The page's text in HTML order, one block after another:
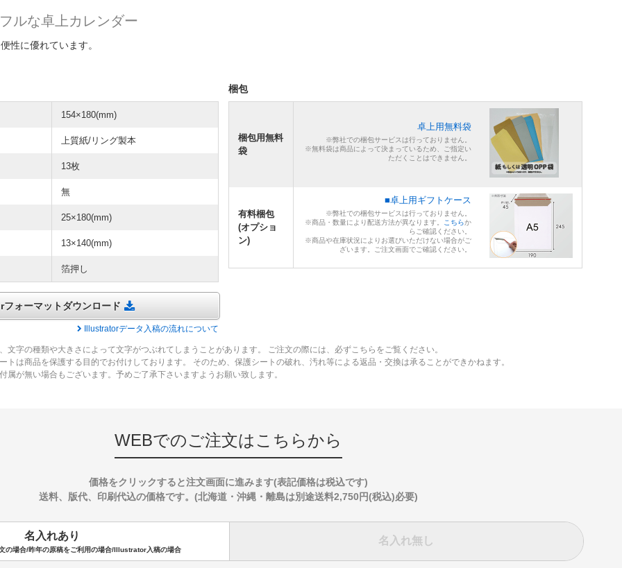
ルな卓上カレンダー
性に優れています。
154×180(mm)
上質紙/リング製本
13枚
無
25×180(mm)
13×140(mm)
箔押し
ォーマットダウンロード
Illustratorデータ入稿の流れについて
梱包
梱包用無料
袋
卓上用無料袋
※弊社での梱包サービスは行っておりません。
※無料袋は商品によって決まっているため、ご指定い
ただくことはできません。
有料梱包
(オプショ
ン)
■卓上用ギフトケース
※弊社での梱包サービスは行っておりません。
※商品・数量により配送方法が異なります。
こちらか
らご確認ください。
※商品や在庫状況によりお選びいただけない場合がご
ざいます。ご注文画面でご確認ください。
字の種類や大きさによって文字がつぶれてしまうことがあります。 ご注文の際には、必ずこちらをご覧ください。
は商品を保護する目的でお付けしております。 そのため、保護シートの破れ、汚れ等による返品・交換は承ることができかねます。
属が無い場合もございます。予めご了承下さいますようお願い致します。
WEBでのご注文はこちらから
価格をクリックすると注文画面に進みます(表記価格は税込です)
送料、版代、印刷代込の価格です。(北海道・沖縄・離島は別途送料2,750円(税込)必要)
名入れあり
の場合/昨年の原稿をご利用の場合/Illustrator入稿の場合
名入れ無し